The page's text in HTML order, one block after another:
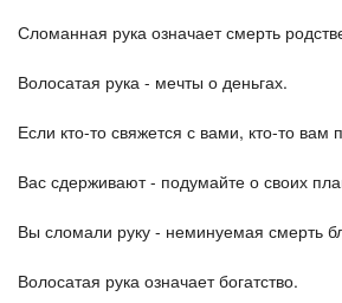
Сломанная рука означает смерть
Волосатая рука - мечты о деньгах.
Если кто-то свяжется с вами, кто-то вам
Вас сдерживают - подумайте о своих
Вы сломали руку - неминуемая смерть
Волосатая рука означает богатство.